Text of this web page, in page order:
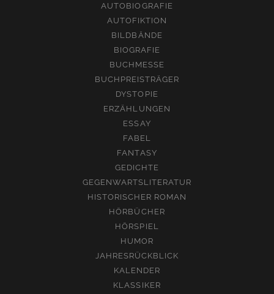
AUTOBIOGRAFIE
AUTOFIKTION
BILDBÄNDE
BIOGRAFIE
BUCHMESSE
BUCHPREISTRÄGER
DYSTOPIE
ERZÄHLUNGEN
ESSAY
FABEL
FANTASY
GEDICHTE
GEGENWARTSLITERATUR
HISTORISCHER ROMAN
HÖRBÜCHER
HÖRSPIEL
HUMOR
JAHRESRÜCKBLICK
KALENDER
KLASSIKER